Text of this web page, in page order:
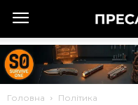
Головна Політика